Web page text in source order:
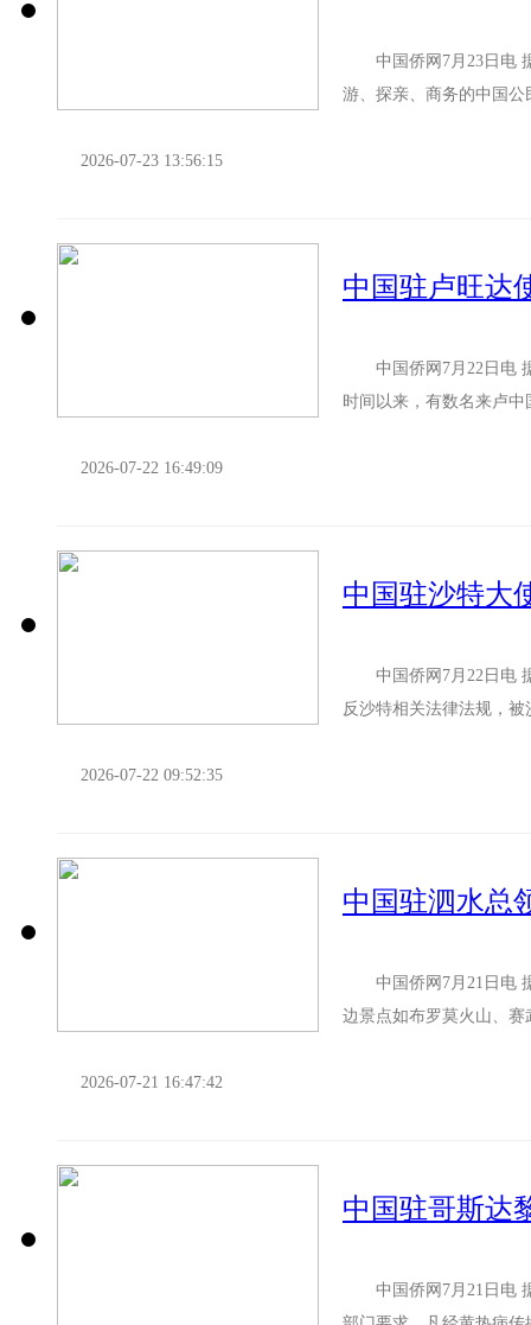
中国侨网7月23日电 据
游、探亲、商务的中国
2026-07-23 13:56:15
中国驻卢旺达
中国侨网7月22日电 据
时间以来，有数名来卢
2026-07-22 16:49:09
中国侨网7月22日电 据
反沙特相关法律法规，
2026-07-22 09:52:35
中国驻泗水总
中国侨网7月21日电 据
边景点如布罗莫火山、
2026-07-21 16:47:42
中国侨网7月21日电 据